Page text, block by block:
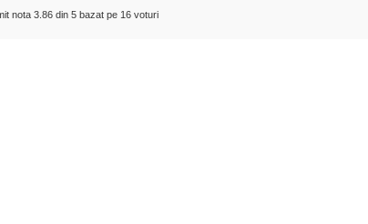
nota 3.86 din 5 bazat pe 16 voturi